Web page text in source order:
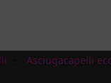
Asciugacapelli